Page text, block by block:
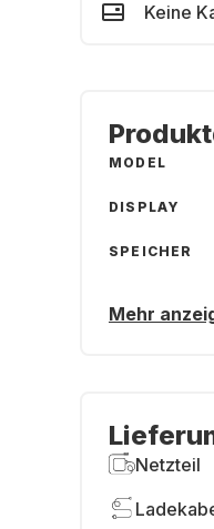
Keine
MODEL
DISPLAY
SPEICHER
Mehr
Netzteil